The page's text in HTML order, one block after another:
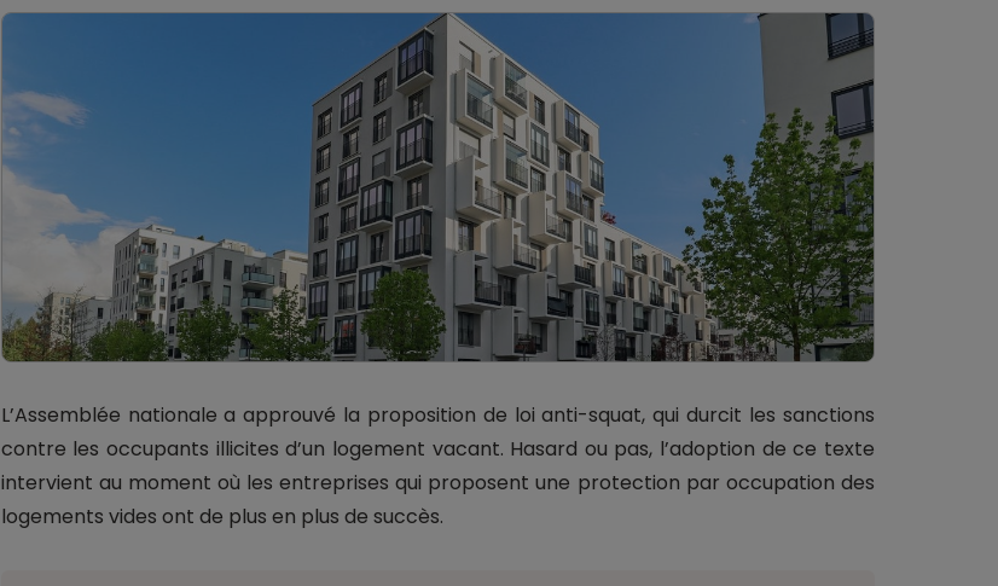
L’Assemblée nationale a approuvé la proposition de loi anti-squat, qui durcit les sanctions
contre les occupants illicites d’un logement vacant. Hasard ou pas, l’adoption de ce texte
intervient au moment où les entreprises qui proposent une protection par occupation des
logements vides ont de plus en plus de succès.